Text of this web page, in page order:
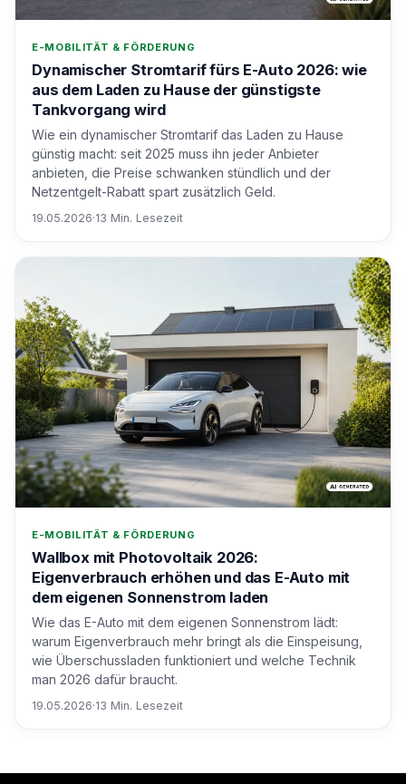
E-MOBILITÄT & FÖRDERUNG
Dynamischer Stromtarif fürs E-Auto 2026: wie
aus dem Laden zu Hause der günstigste
Tankvorgang wird
Wie ein dynamischer Stromtarif das Laden zu Hause
günstig macht: seit 2025 muss ihn jeder Anbieter
anbieten, die Preise schwanken stündlich und der
Netzentgelt-Rabatt spart zusätzlich Geld.
19.05.2026·13 Min. Lesezeit
E-MOBILITÄT & FÖRDERUNG
Wallbox mit Photovoltaik 2026:
Eigenverbrauch erhöhen und das E-Auto mit
dem eigenen Sonnenstrom laden
Wie das E-Auto mit dem eigenen Sonnenstrom lädt:
warum Eigenverbrauch mehr bringt als die Einspeisung,
wie Überschussladen funktioniert und welche Technik
man 2026 dafür braucht.
19.05.2026·13 Min. Lesezeit